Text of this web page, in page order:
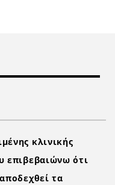
κλινικής
επιβεβαιώνω ότι
τα